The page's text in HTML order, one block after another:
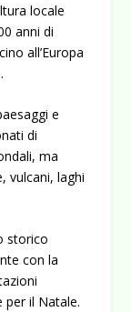
locale
anni di
all’Europa
e
di
ma
vulcani, laghi
storico
con la
per il Natale.